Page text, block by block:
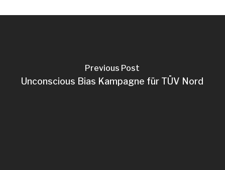
Previous Post
Unconscious Bias Kampagne für TÜV Nord